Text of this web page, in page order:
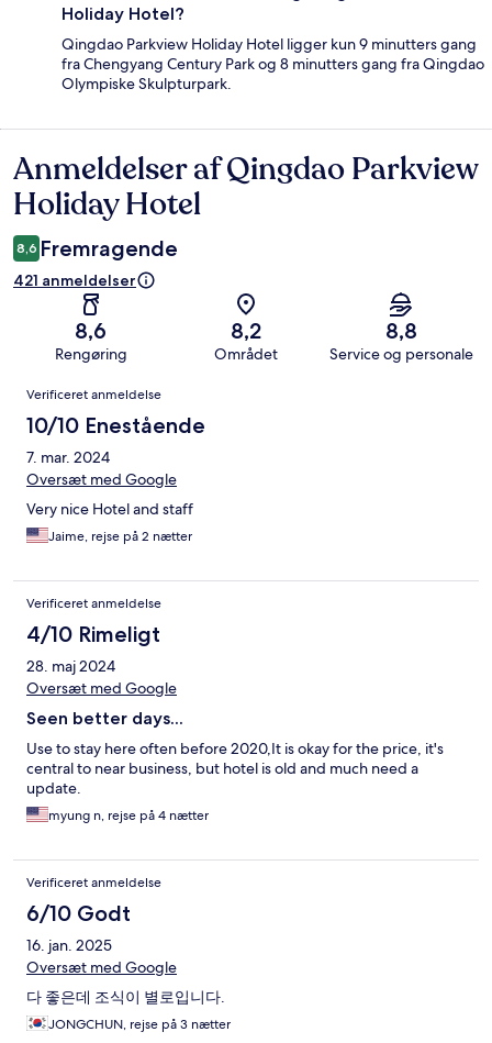
Holiday Hotel?
Qingdao Parkview Holiday Hotel ligger kun 9 minutters gang
fra Chengyang Century Park og 8 minutters gang fra Qingdao
Olympiske Skulpturpark.
Anmeldelser
Anmeldelser af Qingdao Parkview
Holiday Hotel
8,6 Fremragende
421 anmeldelser
8,6
Rengøring
8,2
Området
8,8
Service og personale
Anmeldelser
Verificeret anmeldelse
10/10 Enestående
7. mar. 2024
Oversæt med Google
Very nice Hotel and staff
Jaime, rejse på 2 nætter
Verificeret anmeldelse
4/10 Rimeligt
28. maj 2024
Oversæt med Google
Seen better days...
Use to stay here often before 2020,It is okay for the price, it's
central to near business, but hotel is old and much need a
update.
myung n, rejse på 4 nætter
Verificeret anmeldelse
6/10 Godt
16. jan. 2025
Oversæt med Google
다 좋은데 조식이 별로입니다.
JONGCHUN, rejse på 3 nætter